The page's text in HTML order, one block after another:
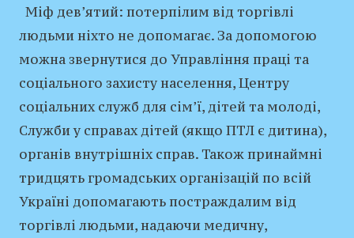
Міф дев’ятий: потерпілим від торгівлі
людьми ніхто не допомагає. За допомогою
можна звернутися до Управління праці та
соціального захисту населення, Центру
соціальних служб для сім’ї, дітей та молоді,
Служби у справах дітей (якщо ПТЛ є дитина),
органів внутрішніх справ. Також принаймні
тридцять громадських організацій по всій
Україні допомагають постраждалим від
торгівлі людьми, надаючи медичну,